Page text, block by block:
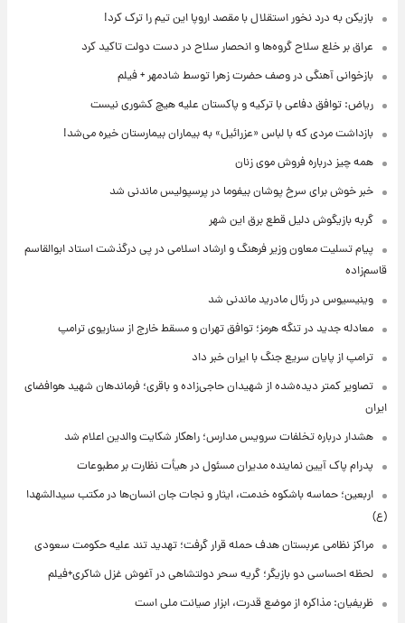
بازیکن به درد نخور استقلال با مقصد اروپا این تیم را ترک کرد!
عراق بر خلع سلاح گروه‌ها و انحصار سلاح در دست دولت تاکید کرد
بازخوانی آهنگی در وصف حضرت زهرا توسط شادمهر + فیلم
ریاض: توافق دفاعی با ترکیه و پاکستان علیه هیچ کشوری نیست
بازداشت مردی که با لباس «عزرائیل» به بیماران بیمارستان خیره می‌شد!
همه چیز درباره فروش موی زنان
خبر خوش برای سرخ پوشان بیفوما در پرسپولیس ماندنی شد
گربه بازیگوش دلیل قطع برق این شهر
پیام تسلیت معاون وزیر فرهنگ و ارشاد اسلامی در پی درگذشت استاد ابوالقاسم
قاسم‌زاده
وینیسیوس در رئال مادرید ماندنی شد
معادله جدید در تنگه هرمز؛ توافق تهران و مسقط خارج از سناریوی ترامپ
ترامپ از پایان سریع جنگ با ایران خبر داد
تصاویر کمتر دیده‌شده از شهیدان حاجی‌زاده و باقری؛ فرماندهان شهید هوافضای
ایران
هشدار درباره تخلفات سرویس مدارس؛ راهکار شکایت والدین اعلام شد
پدرام پاک آیین نماینده مدیران مسئول در هیأت نظارت بر مطبوعات
اربعین؛ حماسه باشکوه خدمت، ایثار و نجات جان انسان‌ها در مکتب سیدالشهدا
(ع)
مراکز نظامی عربستان هدف حمله قرار گرفت؛ تهدید تند علیه حکومت سعودی
لحظه احساسی دو بازیگر؛ گریه سحر دولتشاهی در آغوش غزل شاکری+فیلم
ظریفیان: مذاکره از موضع قدرت، ابزار صیانت ملی است